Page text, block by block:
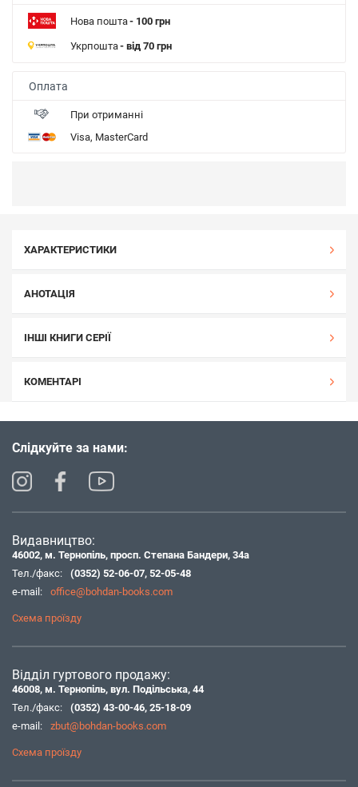
Нова пошта- 100 грн
Укрпошта- від 70 грн
Оплата
При отриманні
Visa, MasterCard
ХАРАКТЕРИСТИКИ
АНОТАЦІЯ
ІНШІ КНИГИ СЕРІЇ
КОМЕНТАРІ
Слідкуйте за нами:
Видавництво:
46002, м. Тернопіль, просп. Степана Бандери, 34а
Тел./факс:
(0352) 52-06-07, 52-05-48
e-mail:
office@bohdan-books.com
Схема проїзду
Відділ гуртового продажу:
46008, м. Тернопіль, вул. Подільська, 44
Тел./факс:
(0352) 43-00-46, 25-18-09
e-mail:
zbut@bohdan-books.com
Схема проїзду